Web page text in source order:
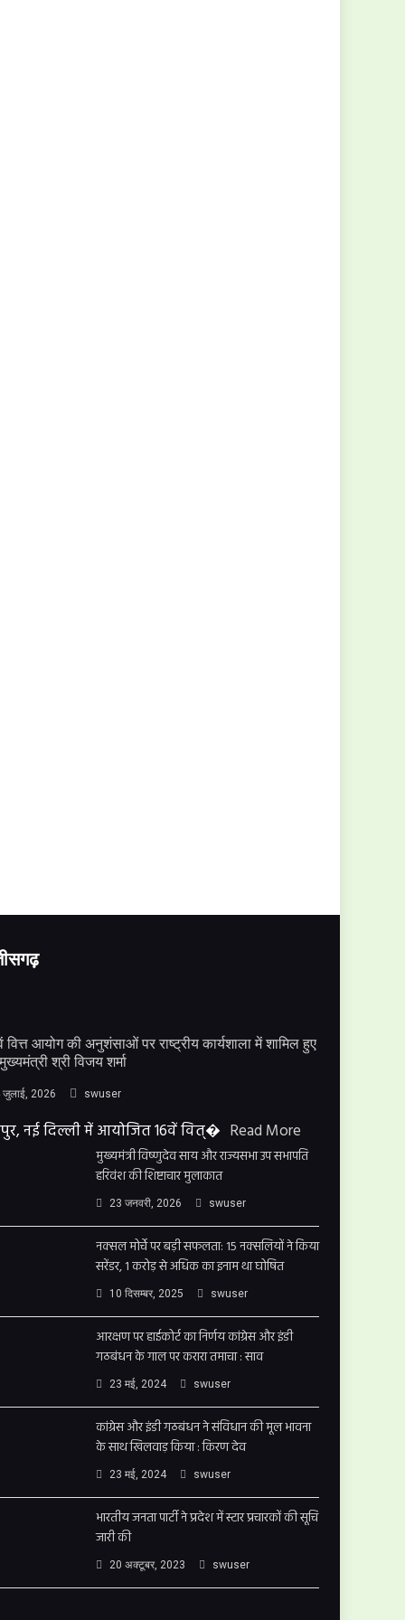
वित्त आयोग की अनुशंसाओं पर राष्ट्रीय कार्यशाला में शामिल हुए
श्री विजय शर्मा
जुलाई, 2026 swuser
नई दिल्ली में आयोजित 16वें वित्� Read More
मुख्यमंत्री विष्णुदेव साय और राज्यसभा उप सभापति
हरिवंश की शिष्टाचार मुलाकात
23 जनवरी, 2026 swuser
नक्सल मोर्चे पर बड़ी सफलता: 15 नक्सलियों ने किया
सरेंडर, 1 करोड़ से अधिक का इनाम था घोषित
10 दिसम्बर, 2025 swuser
आरक्षण पर हाईकोर्ट का निर्णय कांग्रेस और इंडी
गठबंधन के गाल पर करारा तमाचा : साव
23 मई, 2024 swuser
कांग्रेस और इंडी गठबंधन ने संविधान की मूल भावना
के साथ खिलवाड़ किया : किरण देव
23 मई, 2024 swuser
भारतीय जनता पार्टी ने प्रदेश में स्टार प्रचारकों की सूचि
जारी की
20 अक्टूबर, 2023 swuser